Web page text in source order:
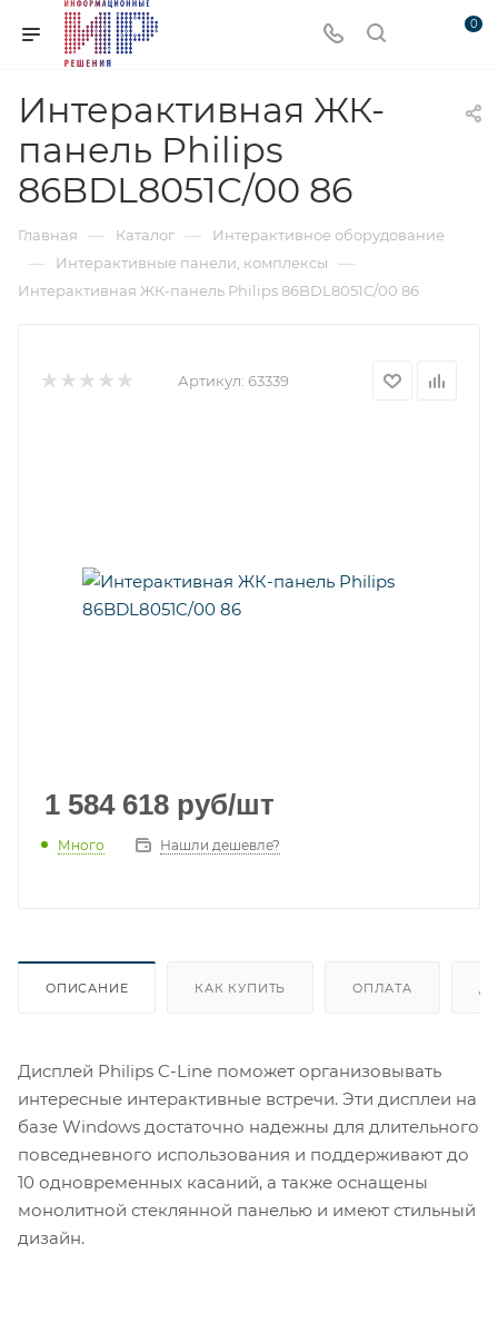
0
Интерактивная ЖК-
панель Philips
86BDL8051C/00 86
Главная — Каталог — Интерактивное оборудование
— Интерактивные панели, комплексы —
Интерактивная ЖК-панель Philips 86BDL8051C/00 86
Артикул: 63339
1 584 618 руб/шт
Много Нашли дешевле?
ОПИСАНИЕ КАК КУПИТЬ ОПЛАТА
Дисплей Philips C-Line поможет организовывать
интересные интерактивные встречи. Эти дисплеи на
базе Windows достаточно надежны для длительного
повседневного использования и поддерживают до
10 одновременных касаний, а также оснащены
монолитной стеклянной панелью и имеют стильный
дизайн.